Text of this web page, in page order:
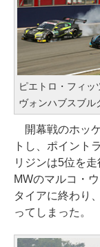
ピエトロ・フィッ
ヴォンハブスブル
開幕戦のホッ
トし、ポイント
リジンは5位を
MWのマルコ・
タイアに終わり
ってしまった。